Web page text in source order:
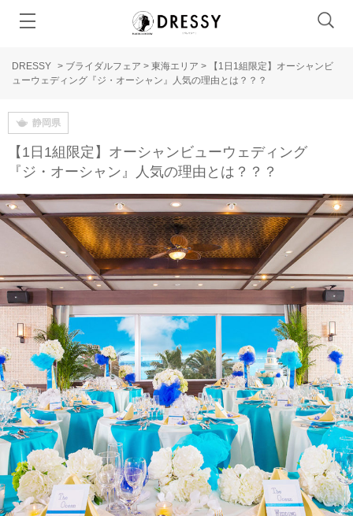
DRESSY > ブライダルフェア > 東海エリア >
【1日1組限定】オーシャンビ
ューウェディング『ジ・オーシャン』人気の理由とは？？？
静岡県
【1日1組限定】オーシャンビューウェディング
『ジ・オーシャン』人気の理由とは？？？